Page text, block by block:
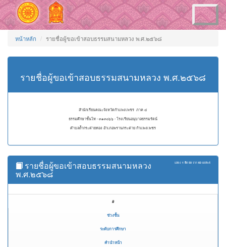
Toggle
navigation
หน้าหลัก รายชื่อผู้ขอเข้าสอบธรรมสนามหลวง พ.ศ.๒๕๖๘
รายชื่อผู้ขอเข้าสอบธรรมสนามหลวง พ.ศ.๒๕๖๘
สำนักเรียนคณะจังหวัดกำแพงเพชร ภาค ๔
ธรรมศึกษาชั้นโท - ๓๑๓๐๖๖ - โรงเรียนอนุบาลธรรมรัตน์
ตำบลถ้ำกระต่ายทอง อำเภอพรานกระต่าย กำแพงเพชร
แสดง 1 ถึง 50 จาก 60 ผลลัพธ์
รายชื่อผู้ขอเข้าสอบธรรมสนามหลวง
พ.ศ.๒๕๖๘
#
ช่วงชั้น
ระดับการศึกษา
คำนำหน้า